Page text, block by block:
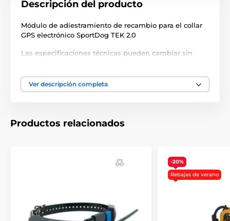
Descripción del producto
Módulo de adiestramiento de recambio para el collar
GPS electrónico SportDog TEK 2.0
Las especificaciones técnicas pueden cambiar sin
Ver descripción completa
Productos relacionados
-20%
Rebajas de verano